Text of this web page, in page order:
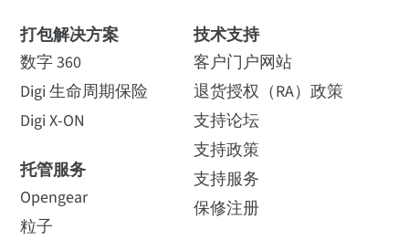
打包解决方案
数字 360
Digi 生命周期保险
Digi X-ON
托管服务
Opengear
粒子
技术支持
客户门户网站
退货授权（RA）政策
支持论坛
支持政策
支持服务
保修注册